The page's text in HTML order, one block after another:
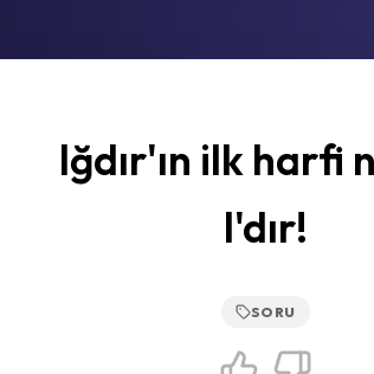
Iğdır'ın ilk harfi
I'dır!
SORU